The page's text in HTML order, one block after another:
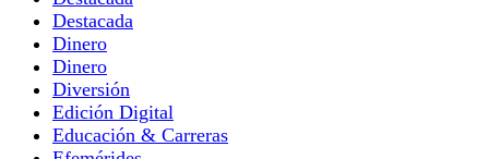
Destacada
Dinero
Dinero
Diversión
Edición Digital
Educación & Carreras